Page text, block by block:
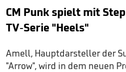
CM Punk spielt mit
TV-Serie "Heels"
Amell, Hauptdarsteller der
"Arrow", wird in dem neuen